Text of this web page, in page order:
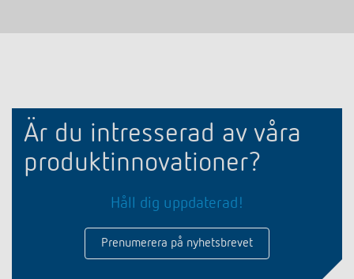
Är du intresserad av våra
produktinnovationer?
Håll dig uppdaterad!
Prenumerera på nyhetsbrevet